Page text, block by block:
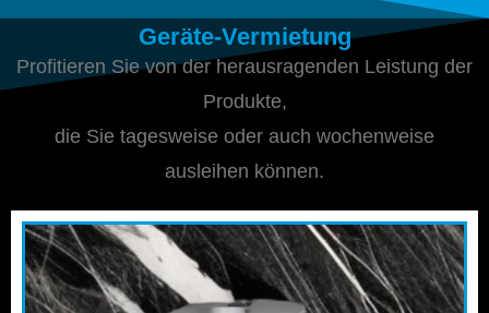
Geräte-Vermietung
Profitieren Sie von der herausragenden Leistung der
Produkte,
die Sie tagesweise oder auch wochenweise
ausleihen können.